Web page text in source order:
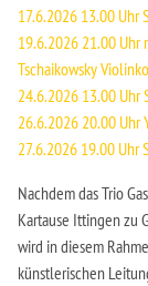
17.6.2026 13.00 Uhr
19.6.2026 21.00 Uhr
Tschaikowsky
24.6.2026 13.00 Uhr
26.6.2026 20.00 Uhr
27.6.2026 19.00 Uhr
Nachdem das Trio
Kartause Ittingen zu
wird in diesem
künstlerischen